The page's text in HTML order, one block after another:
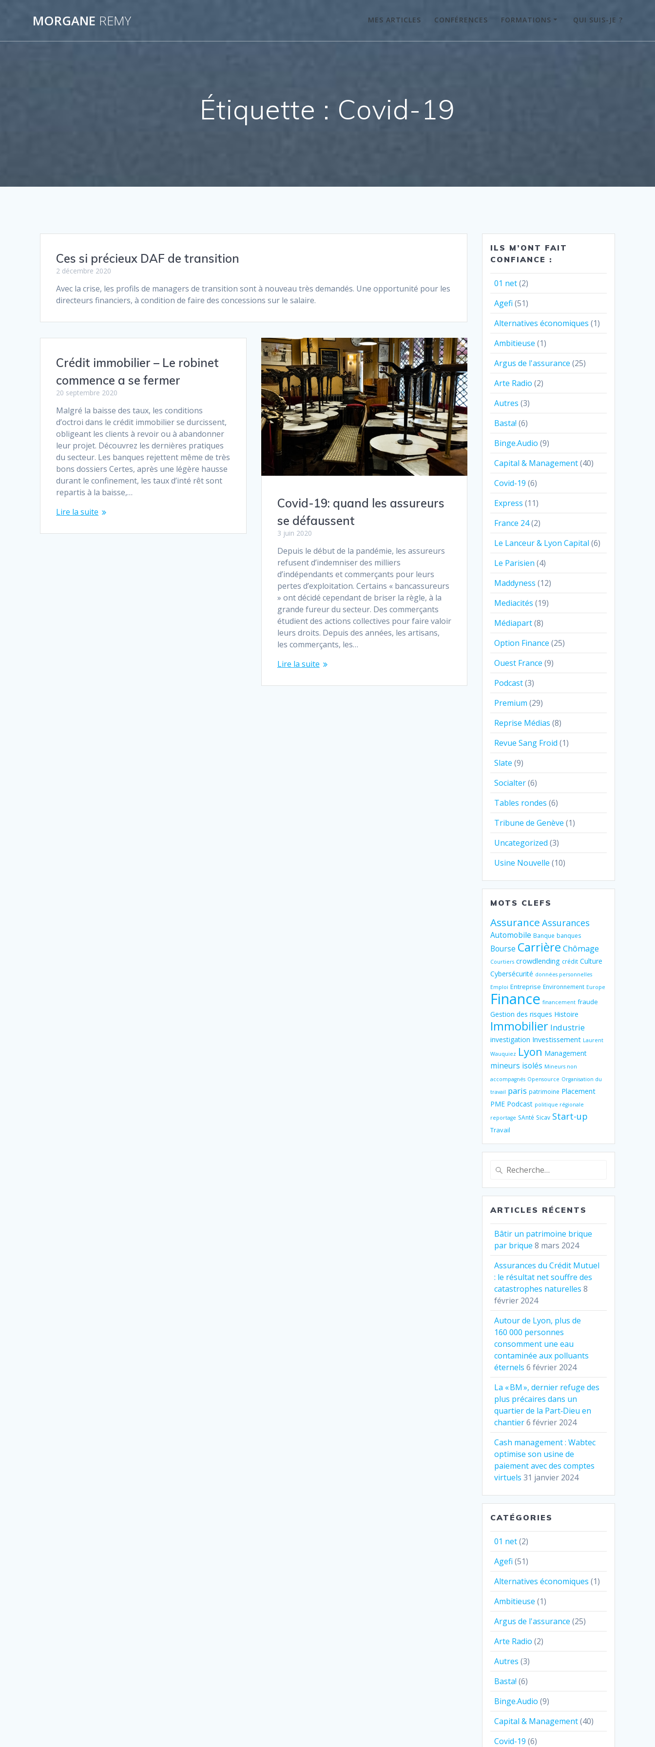
MORGANE REMY MES ARTICLES CONFÉRENCES FORMATIONS QUI SUIS-JE ?
Étiquette : Covid-19
Ces si précieux DAF de transition
2 décembre 2020
Avec la crise, les profils de managers de transition sont à nouveau très demandés. Une opportunité pour les
directeurs financiers, à condition de faire des concessions sur le salaire.
Crédit immobilier – Le robinet
commence a se fermer
20 septembre 2020
Malgré la baisse des taux, les conditions
d’octroi dans le crédit immobilier se durcissent,
obligeant les clients à revoir ou à abandonner
leur projet. Découvrez les dernières pratiques
du secteur. Les banques rejettent même de très
bons dossiers Certes, après une légère hausse
durant le confinement, les taux d’inté rêt sont
repartis à la baisse,…
Lire la suite
Covid-19: quand les assureurs
se défaussent
3 juin 2020
Depuis le début de la pandémie, les assureurs
refusent d’indemniser des milliers
d’indépendants et commerçants pour leurs
pertes d’exploitation. Certains « bancassureurs
» ont décidé cependant de briser la règle, à la
grande fureur du secteur. Des commerçants
étudient des actions collectives pour faire valoir
leurs droits. Depuis des années, les artisans,
les commerçants, les…
Lire la suite
ILS M’ONT FAIT
CONFIANCE :
01 net(2)
Agefi (51)
Alternatives économiques (1)
Ambitieuse (1)
Argus de l'assurance (25)
Arte Radio (2)
Autres (3)
Basta! (6)
Binge.Audio (9)
Capital & Management(40)
Covid-19 (6)
Express (11)
France 24(2)
Le Lanceur & Lyon Capital (6)
Le Parisien (4)
Maddyness (12)
Mediacités (19)
Médiapart(8)
Option Finance (25)
Ouest France (9)
Podcast(3)
Premium (29)
Reprise Médias (8)
Revue Sang Froid (1)
Slate (9)
Socialter(6)
Tables rondes (6)
Tribune de Genève (1)
Uncategorized (3)
Usine Nouvelle (10)
MOTS CLEFS
Assurance Assurances
Automobile Banque banques
Bourse Carrière Chômage
Courtiers crowdlending crédit Culture
Cybersécurité données personnelles
Emploi Entreprise Environnement Europe
Finance financement fraude
Gestion des risques Histoire
Immobilier Industrie
investigation Investissement Laurent
Wauquiez Lyon Management
mineurs isolés Mineurs non
accompagnés Opensource Organisation du
travail paris patrimoine Placement
PME Podcast politique régionale
reportage SAnté Sicav Start-up
Travail
Recherche
:
ARTICLES RÉCENTS
Bâtir un patrimoine brique
par brique 8 mars 2024
Assurances du Crédit Mutuel
: le résultat net souffre des
catastrophes naturelles 8
février 2024
Autour de Lyon, plus de
160 000 personnes
consomment une eau
contaminée aux polluants
éternels 6 février 2024
La « BM », dernier refuge des
plus précaires dans un
quartier de la Part‐Dieu en
chantier6 février 2024
Cash management : Wabtec
optimise son usine de
paiement avec des comptes
virtuels 31 janvier 2024
CATÉGORIES
01 net(2)
Agefi (51)
Alternatives économiques (1)
Ambitieuse (1)
Argus de l'assurance (25)
Arte Radio (2)
Autres (3)
Basta! (6)
Binge.Audio (9)
Capital & Management(40)
Covid-19 (6)